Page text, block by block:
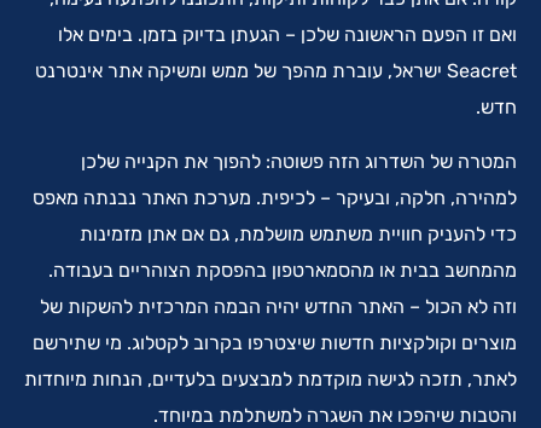
ואם זו הפעם הראשונה שלכן – הגעתן בדיוק בזמן. בימים אלו
Seacret ישראל, עוברת מהפך של ממש ומשיקה אתר אינטרנט
חדש.
המטרה של השדרוג הזה פשוטה: להפוך את הקנייה שלכן
למהירה, חלקה, ובעיקר – לכיפית. מערכת האתר נבנתה מאפס
כדי להעניק חוויית משתמש מושלמת, גם אם אתן מזמינות
מהמחשב בבית או מהסמארטפון בהפסקת הצוהריים בעבודה.
וזה לא הכול – האתר החדש יהיה הבמה המרכזית להשקות של
מוצרים וקולקציות חדשות שיצטרפו בקרוב לקטלוג. מי שתירשם
לאתר, תזכה לגישה מוקדמת למבצעים בלעדיים, הנחות מיוחדות
והטבות שיהפכו את השגרה למשתלמת במיוחד.